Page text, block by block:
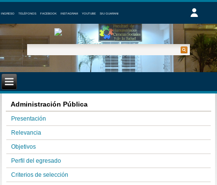
INGRESO TELÉFONOS FACEBOOK INSTAGRAM YOUTUBE SIU GUARANI
Administración Pública
Presentación
Relevancia
Objetivos
Perfil del egresado
Criterios de selección